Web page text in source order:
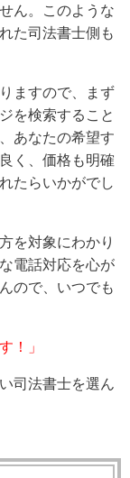
ん。このような
た司法書士側も
ますので、まず
を検索すること
あなたの希望す
く、価格も明確
たらいかがでし
を対象にわかり
電話対応を心が
ので、いつでも
！」
司法書士を選ん